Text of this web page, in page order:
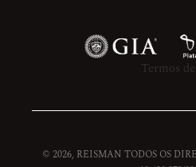
Termos
© 2026, REISMAN TODOS OS